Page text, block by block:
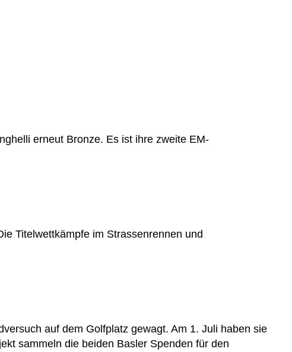
erneut Bronze. Es ist ihre zweite EM-
Titelwettkämpfe im Strassenrennen und
auf dem Golfplatz gewagt. Am 1. Juli haben sie
sammeln die beiden Basler Spenden für den